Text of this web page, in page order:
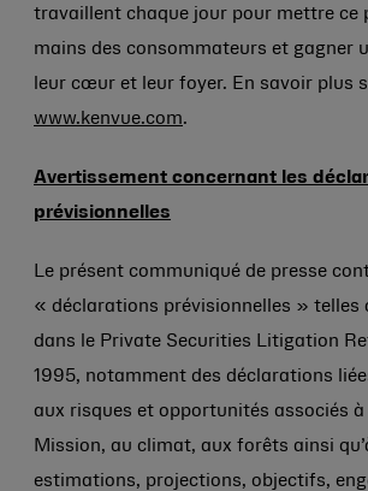
travaillent chaque jour pour mettre ce
mains des consommateurs et gagner
leur cœur et leur foyer. En savoir plus
www.kenvue.com.
Avertissement concernant les
prévisionnelles
Le présent communiqué de presse
« déclarations prévisionnelles » telles
dans le Private Securities Litigation
1995, notamment des déclarations
aux risques et opportunités associés
Mission, au climat, aux forêts ainsi
estimations, projections, objectifs,